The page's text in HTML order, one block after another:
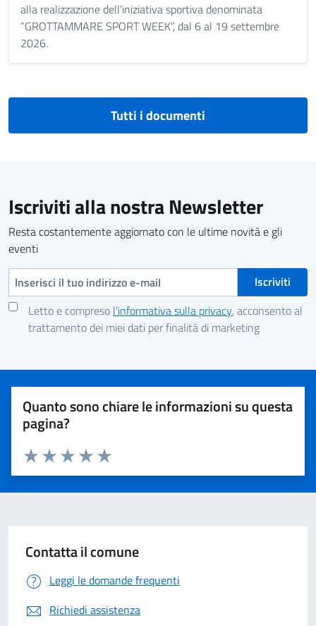
alla realizzazione dell’iniziativa sportiva denominata
“GROTTAMMARE SPORT WEEK”, dal 6 al 19 settembre
2026.
Tutti i documenti
Iscriviti alla nostra Newsletter
Resta costantemente aggiornato con le ultime novità e gli
eventi
Indirizzo e-mail
Letto e compreso l'informativa sulla privacy, acconsento al
trattamento dei miei dati per finalità di marketing
Quanto sono chiare le informazioni su questa
pagina?
Valuta 5 stelle su 5
Valuta 4 stelle su 5
Valuta 3 stelle su 5
Valuta 2 stelle su 5
Valuta 1 stelle su 5
Contatta il comune
Leggi le domande frequenti
Richiedi assistenza